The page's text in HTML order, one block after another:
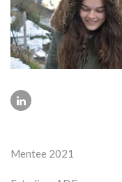
Mentee 2021